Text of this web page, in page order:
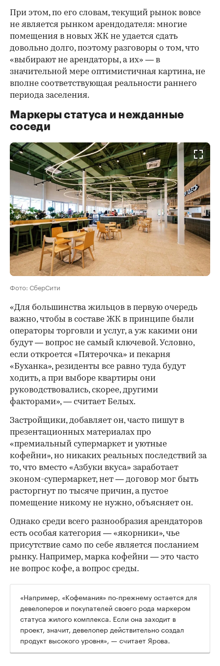
При этом, по его словам, текущий рынок вовсе
не является рынком арендодателя: многие
помещения в новых ЖК не удается сдать
довольно долго, поэтому разговоры о том, что
«выбирают не арендаторы, а их» — в
значительной мере оптимистичная картина, не
вполне соответствующая реальности раннего
периода заселения.
Маркеры статуса и нежданные
соседи
Фото: СберСити
«Для большинства жильцов в первую очередь
важно, чтобы в составе ЖК в принципе были
операторы торговли и услуг, а уж какими они
будут — вопрос не самый ключевой. Условно,
если откроется «Пятерочка» и пекарня
«Буханка», резиденты все равно туда будут
ходить, а при выборе квартиры они
руководствовались, скорее, другими
факторами», — считает Белых.
Застройщики, добавляет он, часто пишут в
презентационных материалах про
«премиальный супермаркет и уютные
кофейни», но никаких реальных последствий за
то, что вместо «Азбуки вкуса» заработает
эконом-супермаркет, нет — договор мог быть
расторгнут по тысяче причин, а пустое
помещение никому не нужно, объясняет он.
Однако среди всего разнообразия арендаторов
есть особая категория — «якорники», чье
присутствие само по себе является посланием
рынку. Например, марка кофейни — это часто
не вопрос кофе, а вопрос среды.
«Например, «Кофемания» по-прежнему остается для
девелоперов и покупателей своего рода маркером
статуса жилого комплекса. Если она заходит в
проект, значит, девелопер действительно создал
продукт высокого уровня», — считает Ярова.